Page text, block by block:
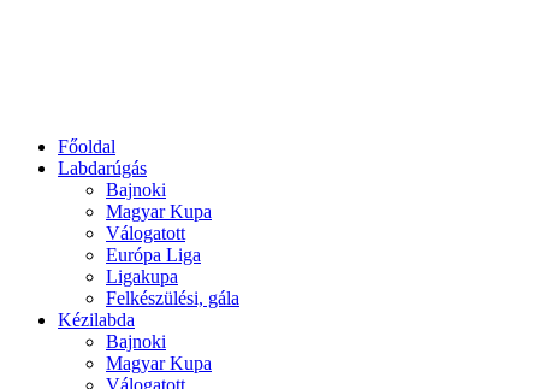
Főoldal
Labdarúgás
Bajnoki
Magyar Kupa
Válogatott
Európa Liga
Ligakupa
Felkészülési, gála
Kézilabda
Bajnoki
Magyar Kupa
Válogatott